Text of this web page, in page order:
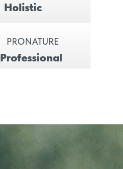
Holistic
Professional
PRONATURE